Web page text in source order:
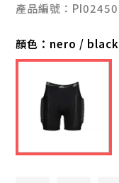
產品編號：PI02450
顏色： nero / black